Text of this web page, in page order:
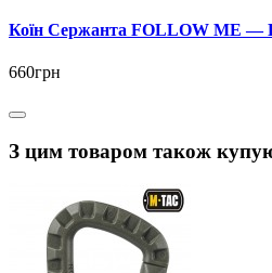
Коїн Сержанта FOLLOW ME —
660грн
З цим товаром також